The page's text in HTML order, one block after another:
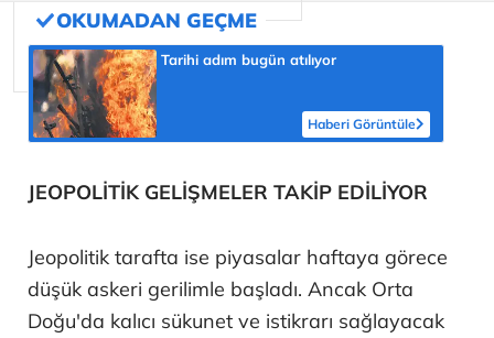
Tarihi adım bugün atılıyor
Haberi Görüntüle
JEOPOLİTİK GELİŞMELER TAKİP EDİLİYOR
Jeopolitik tarafta ise piyasalar haftaya görece
düşük askeri gerilimle başladı. Ancak Orta
Doğu'da kalıcı sükunet ve istikrarı sağlayacak